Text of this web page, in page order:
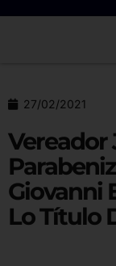
27/02/2021
Vereador
Giovanni
Lo Título